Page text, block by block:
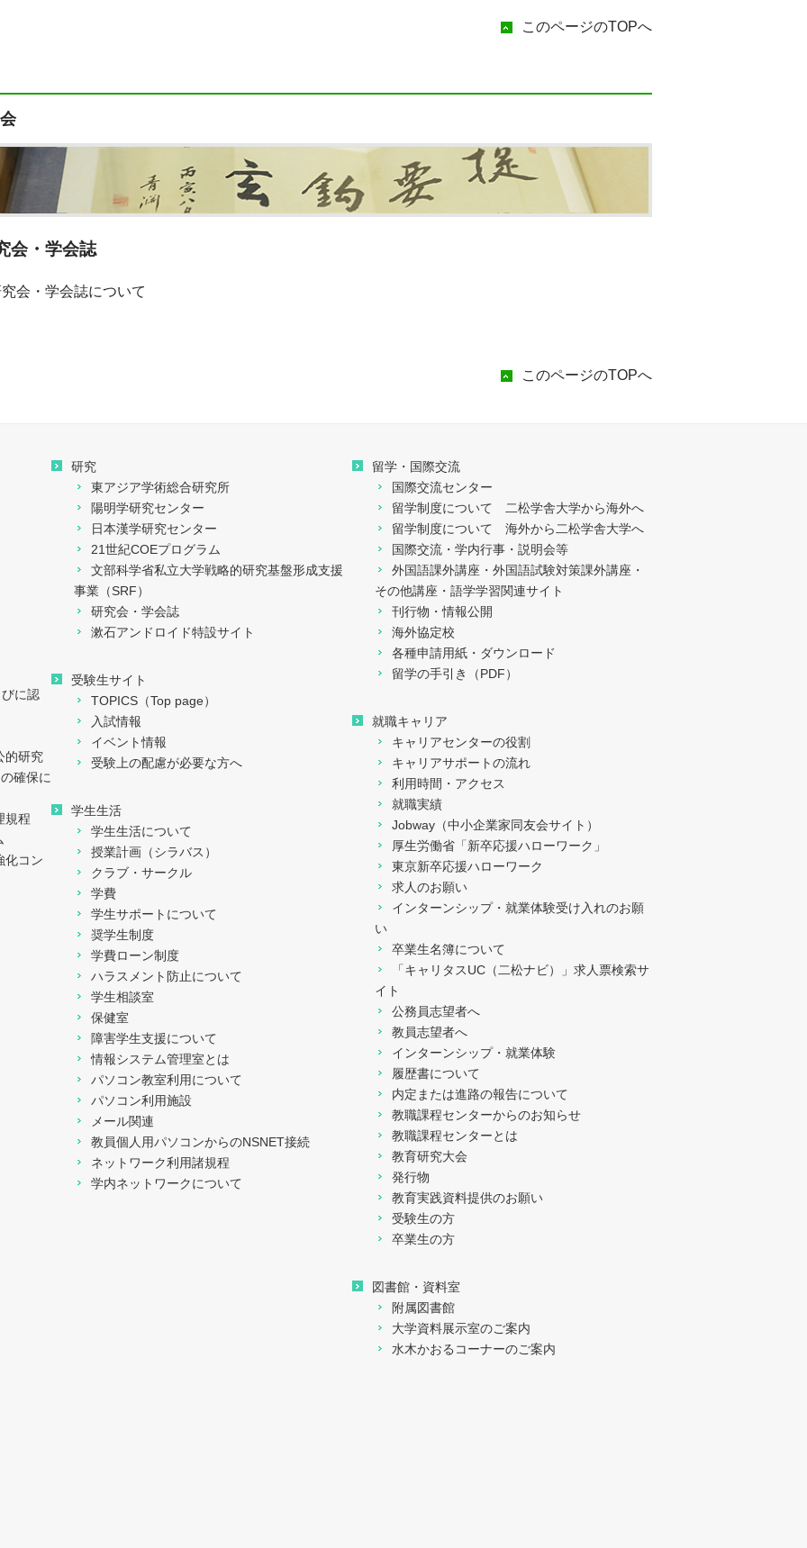
このページのTOPへ
会・学会誌
会・学会誌について
このページのTOPへ
に認
的研究
確保に
規程
化コン
研究
東アジア学術総合研究所
陽明学研究センター
日本漢学研究センター
21世紀COEプログラム
文部科学省私立大学戦略的研究基盤形成支援
事業（SRF）
研究会・学会誌
漱石アンドロイド特設サイト
受験生サイト
TOPICS（Top page）
入試情報
イベント情報
受験上の配慮が必要な方へ
学生生活
学生生活について
授業計画（シラバス）
クラブ・サークル
学費
学生サポートについて
奨学生制度
学費ローン制度
ハラスメント防止について
学生相談室
保健室
障害学生支援について
情報システム管理室とは
パソコン教室利用について
パソコン利用施設
メール関連
教員個人用パソコンからのNSNET接続
ネットワーク利用諸規程
学内ネットワークについて
留学・国際交流
国際交流センター
留学制度について 二松学舎大学から海外へ
留学制度について 海外から二松学舎大学へ
国際交流・学内行事・説明会等
外国語課外講座・外国語試験対策課外講座・
その他講座・語学学習関連サイト
刊行物・情報公開
海外協定校
各種申請用紙・ダウンロード
留学の手引き（PDF）
就職キャリア
キャリアセンターの役割
キャリアサポートの流れ
利用時間・アクセス
就職実績
Jobway（中小企業家同友会サイト）
厚生労働省「新卒応援ハローワーク」
東京新卒応援ハローワーク
求人のお願い
インターンシップ・就業体験受け入れのお願
い
卒業生名簿について
「キャリタスUC（二松ナビ）」求人票検索サ
イト
公務員志望者へ
教員志望者へ
インターンシップ・就業体験
履歴書について
内定または進路の報告について
教職課程センターからのお知らせ
教職課程センターとは
教育研究大会
発行物
教育実践資料提供のお願い
受験生の方
卒業生の方
図書館・資料室
附属図書館
大学資料展示室のご案内
水木かおるコーナーのご案内